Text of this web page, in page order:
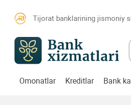
Tijorat banklarining jismoniy
Omonatlar Kreditlar Bank